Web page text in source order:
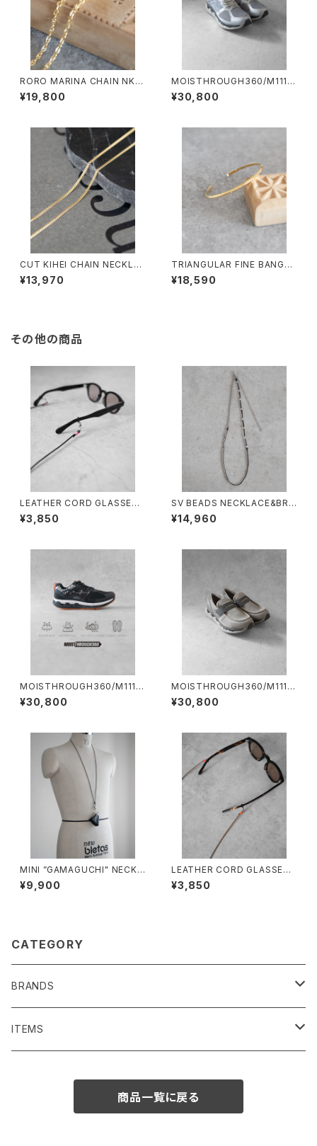
RORO MARINA CHAIN NK/4
108/マリーナチェーンネックレ
ス
¥19,800
MOISTHROUGH360/M1112
M#1/特許取得・通気防水システ
ム採用”モイスルー360''全天候
¥30,800
CUT KIHEI CHAIN NECKLA
CE/4112/喜平細ネックレス
¥13,970
TRIANGULAR FINE BANGL
E/4098/トライアングル細バン
グル
¥18,590
その他の商品
LEATHER CORD GLASSES
HOLDER/2028#3/レザーコー
ドグラスホルダー
¥3,850
SV BEADS NECKLACE&BRA
CELET×AMP JAPAN/2501#
3/シルバービーズネックレス&ブ
¥14,960
MOISTHROUGH360/M1113
M#2/特許取得・通気防水システ
ム採用”モイスルー360''全天候
¥30,800
MOISTHROUGH360/M1111
W#2/特許取得・通気防水シス
テム採用”モイスルー360"全天
¥30,800
MINI ”GAMAGUCHI" NECK
STRAP/3046#1/ミニがま口ネ
ックストラップ
¥9,900
LEATHER CORD GLASSES
HOLDER/2028#1/レザーコー
ドグラスホルダー
¥3,850
CATEGORY
BRANDS
SENTI FLATTER THE SENSES
ACCESSORIES
ITEMS
ACCESSORIES
商品一覧に戻る